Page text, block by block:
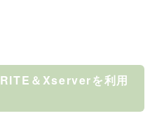
＆Xserverを利用